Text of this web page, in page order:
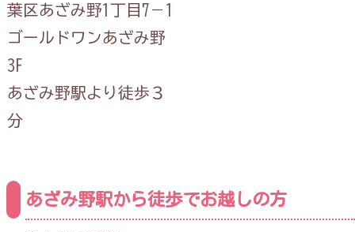
葉区あざみ野1丁目7－1
ゴールドワンあざみ野
3F
あざみ野駅より徒歩３
分
あざみ野駅から徒歩でお越しの方